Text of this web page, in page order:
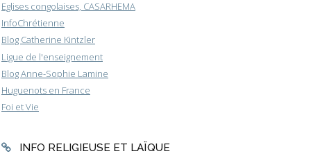
Eglises congolaises, CASARHEMA
InfoChrétienne
Blog Catherine Kintzler
Ligue de l'enseignement
Blog Anne-Sophie Lamine
Huguenots en France
Foi et Vie
INFO RELIGIEUSE ET LAÏQUE